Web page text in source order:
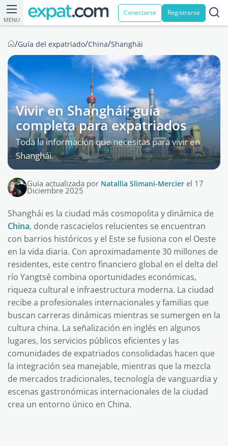
MENU
Conectarse Registrarse
/Guía del expatriado/China/Shanghái
Vivir en Shanghái: guía
completa para expatriados
Toda la información que necesitas para vivir en
Shanghái.
Guía actualizada por Natallia Slimani-Mercier el 17
Diciembre 2025
Shanghái es la ciudad más cosmopolita y dinámica de
China, donde rascacielos relucientes se encuentran
con barrios históricos y el Este se fusiona con el Oeste
en la vida diaria. Con aproximadamente 30 millones de
residentes, este centro financiero global en el delta del
río Yangtsé combina oportunidades económicas,
riqueza cultural e infraestructura moderna. La ciudad
recibe a profesionales internacionales y familias que
buscan carreras dinámicas mientras se sumergen en la
cultura china. La señalización en inglés en algunos
lugares, los servicios públicos eficientes y las
comunidades de expatriados consolidadas hacen que
la integración sea manejable, mientras que la mezcla
de mercados tradicionales, tecnología de vanguardia y
escenas gastronómicas internacionales de la ciudad
crea un entorno único en China.